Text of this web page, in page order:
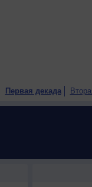
Первая декада